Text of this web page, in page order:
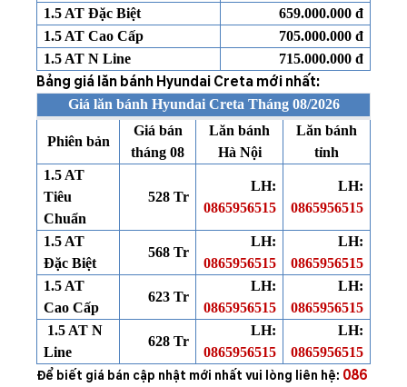
1.5 AT Đặc Biệt
659.000.000 đ
1.5 AT Cao Cấp
705.000.000 đ
1.5 AT N Line
715.000.000 đ
Bảng giá lăn bánh Hyundai Creta mới nhất:
Giá lăn bánh Hyundai Creta Tháng 08/2026
Phiên bản
Giá bán
tháng 08
Lăn bánh
Hà Nội
Lăn bánh
tỉnh
1.5 AT
Tiêu
Chuẩn
528 Tr
LH:
0865956515
LH:
0865956515
1.5 AT
Đặc Biệt
568 Tr
LH:
0865956515
LH:
0865956515
1.5 AT
Cao Cấp
623 Tr
LH:
0865956515
LH:
0865956515
1.5 AT N
Line
628 Tr
LH:
0865956515
LH:
0865956515
Để biết giá bán cập nhật mới nhất vui lòng liên hệ: 086